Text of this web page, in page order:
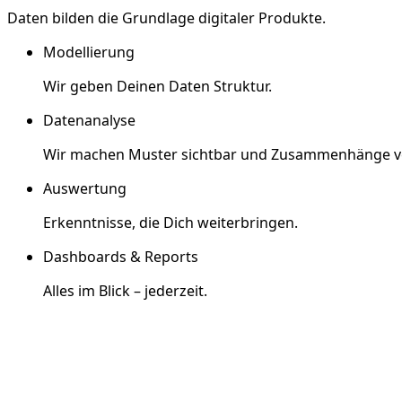
Daten bilden die Grundlage digitaler Produkte.
Modellierung
Wir geben Deinen Daten Struktur.
Datenanalyse
Wir machen Muster sichtbar und Zusammenhänge
Auswertung
Erkenntnisse, die Dich weiterbringen.
Dashboards & Reports
Alles im Blick – jederzeit.